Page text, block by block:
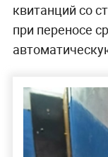
квитанций со
при переносе